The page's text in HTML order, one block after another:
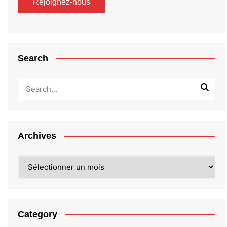
Search
Archives
Category